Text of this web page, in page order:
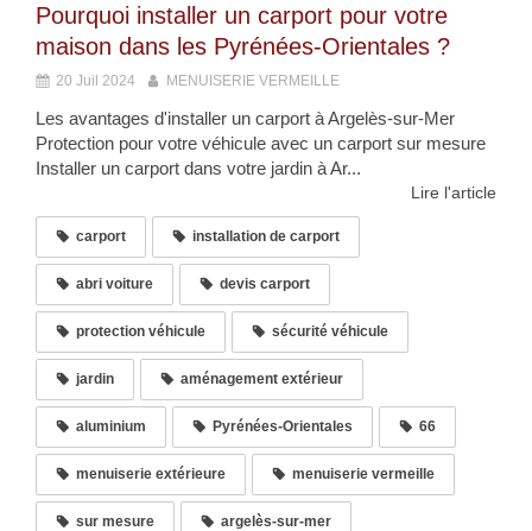
Pourquoi installer un carport pour votre
maison dans les Pyrénées-Orientales ?
20 Juil 2024 MENUISERIE VERMEILLE
Les avantages d'installer un carport à Argelès-sur-Mer
Protection pour votre véhicule avec un carport sur mesure
Installer un carport dans votre jardin à Ar...
Lire l'article
carport installation de carport
abri voiture devis carport
protection véhicule sécurité véhicule
jardin aménagement extérieur
aluminium Pyrénées-Orientales 66
menuiserie extérieure menuiserie vermeille
sur mesure argelès-sur-mer